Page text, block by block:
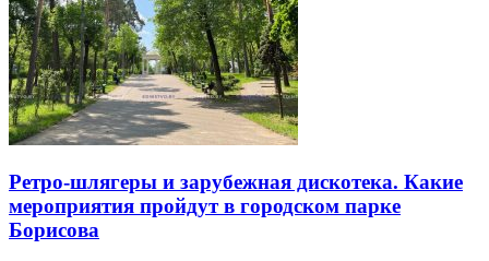
Ретро-шлягеры и зарубежная дискотека. Какие
мероприятия пройдут в городском парке
Борисова